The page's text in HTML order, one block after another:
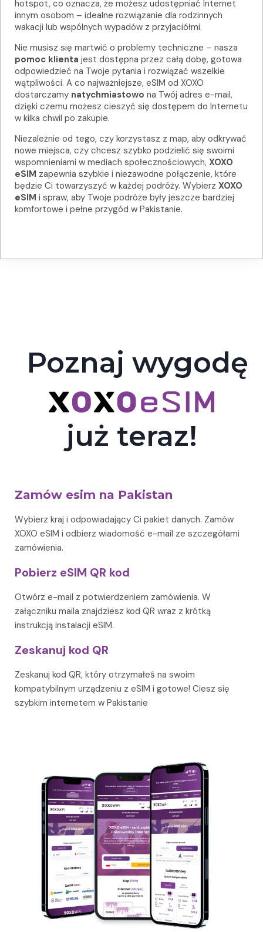
hotspot, co oznacza, że możesz udostępniać Internet
innym osobom – idealne rozwiązanie dla rodzinnych
wakacji lub wspólnych wypadów z przyjaciółmi.
Nie musisz się martwić o problemy techniczne – nasza
pomoc klienta jest dostępna przez całą dobę, gotowa
odpowiedzieć na Twoje pytania i rozwiązać wszelkie
wątpliwości. A co najważniejsze, eSIM od XOXO
dostarczamy natychmiastowo na Twój adres e-mail,
dzięki czemu możesz cieszyć się dostępem do Internetu
w kilka chwil po zakupie.
Niezależnie od tego, czy korzystasz z map, aby odkrywać
nowe miejsca, czy chcesz szybko podzielić się swoimi
wspomnieniami w mediach społecznościowych, XOXO
eSIM zapewnia szybkie i niezawodne połączenie, które
będzie Ci towarzyszyć w każdej podróży. Wybierz XOXO
eSIM i spraw, aby Twoje podróże były jeszcze bardziej
komfortowe i pełne przygód w Pakistanie.
Poznaj wygodę
już teraz!
Zamów esim na Pakistan
Wybierz kraj i odpowiadający Ci pakiet danych. Zamów
XOXO eSIM i odbierz wiadomość e-mail ze szczegółami
zamówienia.
Pobierz eSIM QR kod
Otwórz e-mail z potwierdzeniem zamówienia. W
załączniku maila znajdziesz kod QR wraz z krótką
instrukcją instalacji eSIM.
Zeskanuj kod QR
Zeskanuj kod QR, który otrzymałeś na swoim
kompatybilnym urządzeniu z eSIM i gotowe! Ciesz się
szybkim internetem w Pakistanie